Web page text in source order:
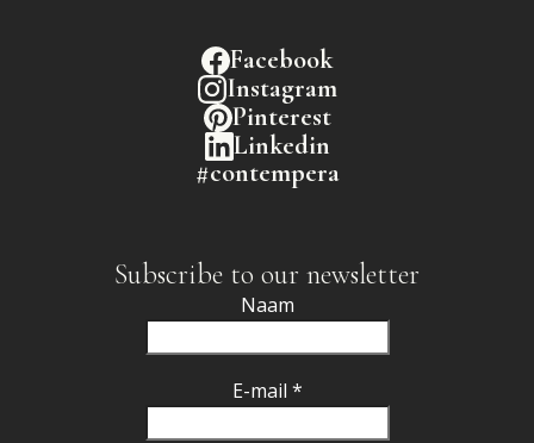
Facebook
Instagram
Pinterest
Linkedin
#contempera
Subscribe to our newsletter
Naam
E-mail *